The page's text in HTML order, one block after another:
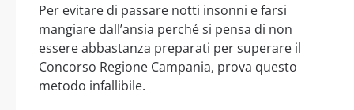
Per evitare di passare notti insonni e farsi
mangiare dall’ansia perché si pensa di non
essere abbastanza preparati per superare il
Concorso Regione Campania, prova questo
metodo infallibile.